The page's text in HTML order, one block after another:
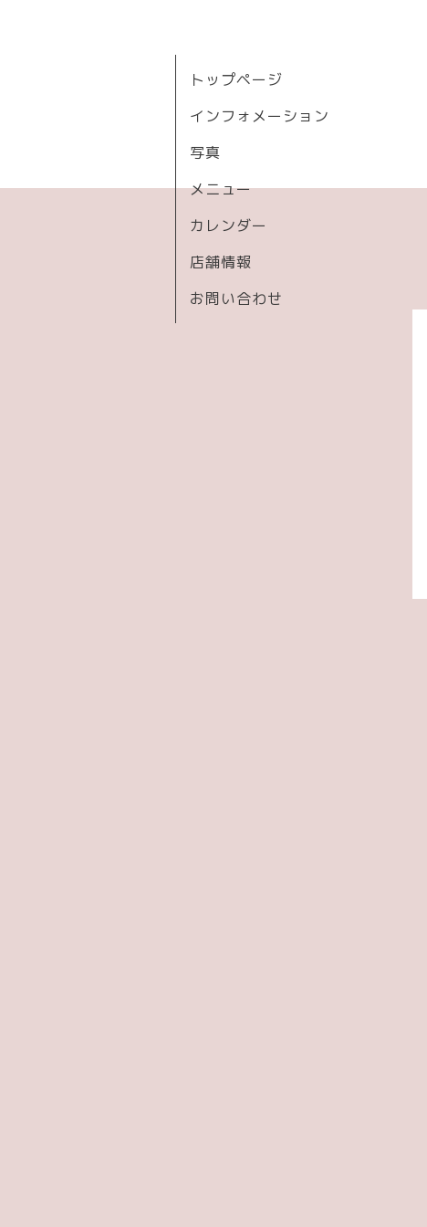
トップページ
インフォメーション
写真
メニュー
カレンダー
店舗情報
お問い合わせ